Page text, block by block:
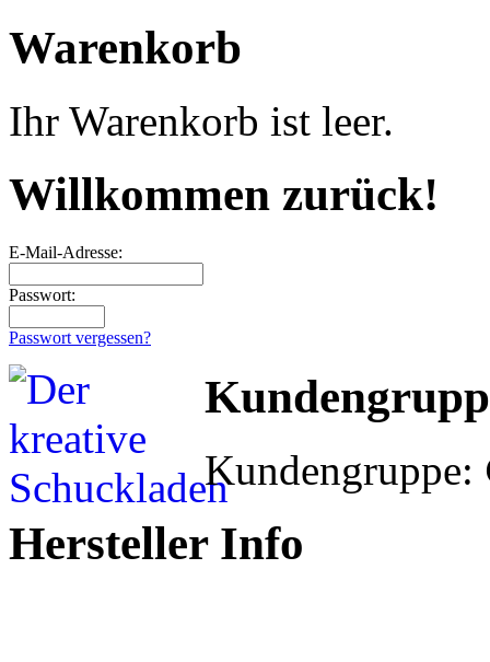
Warenkorb
Ihr Warenkorb ist leer.
Willkommen zurück!
E-Mail-Adresse:
Passwort:
Passwort vergessen?
Kundengruppe:
Hersteller Info